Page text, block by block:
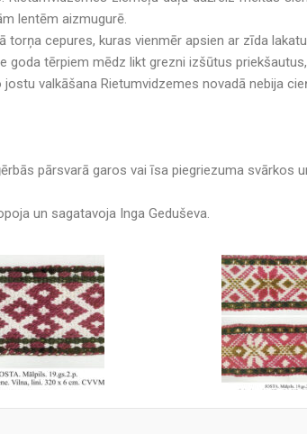
lentēm aizmugurē.
torņa cepures, kuras vienmēr apsien ar zīda lakatu.
goda tērpiem mēdz likt grezni izšūtus
jostu valkāšana Rietumvidzemes novadā nebija
pārsvarā garos vai īsa piegriezuma svārkos
un sagatavoja Inga Geduševa.